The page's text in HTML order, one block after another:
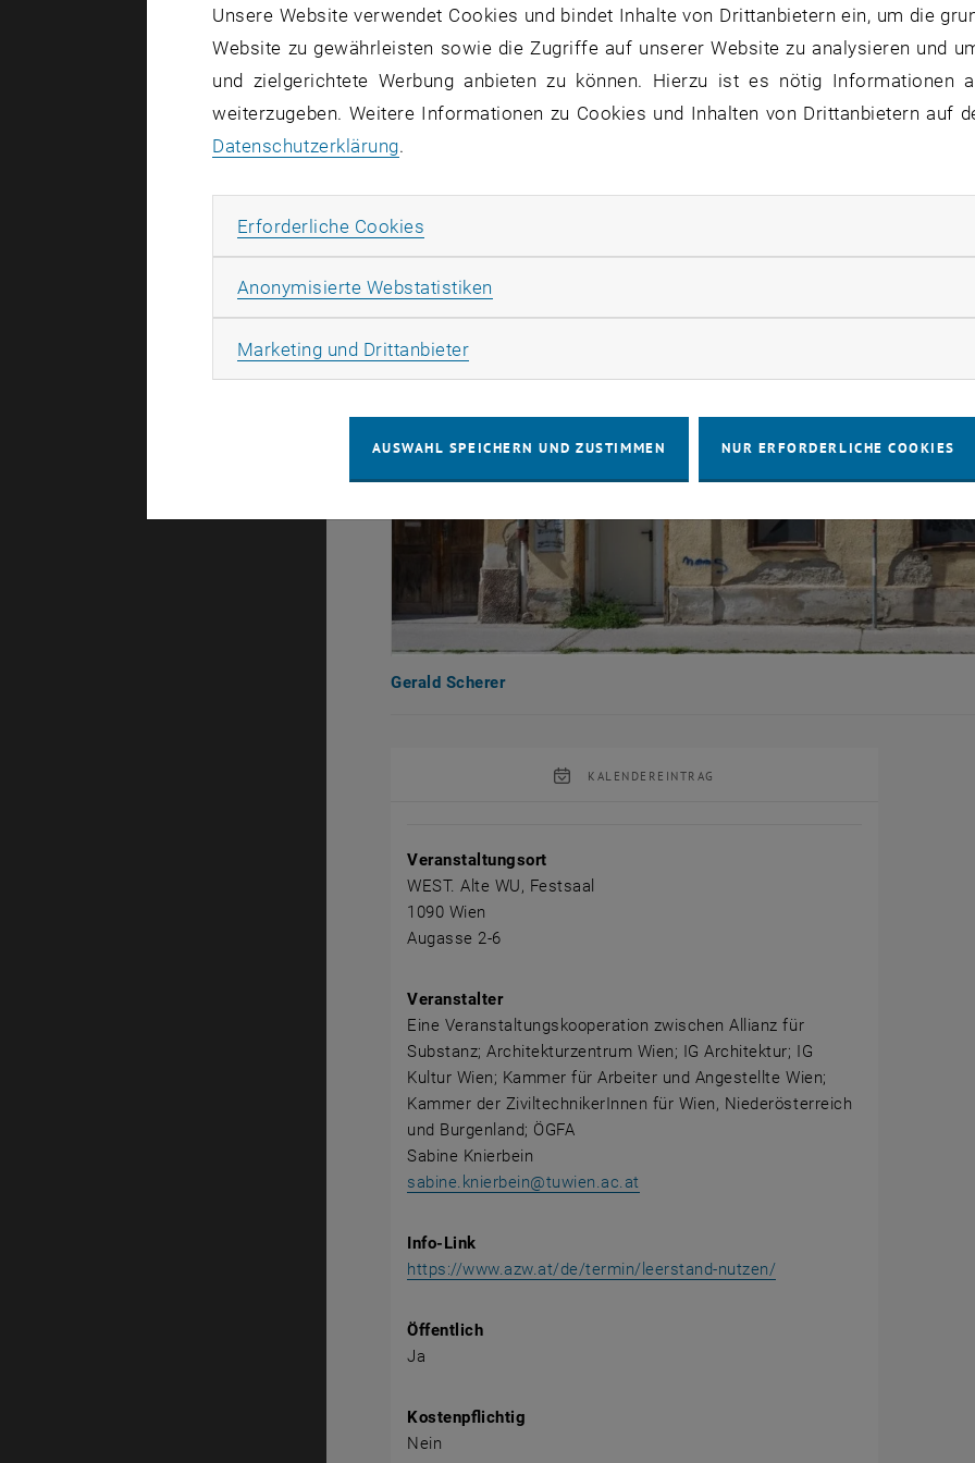
Gerald Scherer
KALENDEREINTRAG
Veranstaltungsort
WEST. Alte WU, Festsaal
1090 Wien
Augasse 2-6
Veranstalter
Eine Veranstaltungskooperation zwischen Allianz für
Substanz; Architekturzentrum Wien; IG Architektur; IG
Kultur Wien; Kammer für Arbeiter und Angestellte Wien;
Kammer der ZiviltechnikerInnen für Wien, Niederösterreich
und Burgenland; ÖGFA
Sabine Knierbein
sabine.knierbein@tuwien.ac.at
Info-Link
https://www.azw.at/de/termin/leerstand-nutzen/
Öffentlich
Ja
Kostenpflichtig
Nein
Unsere Website verwendet Cookies und bindet Inhalte von Drittanbietern ein, um die
Website zu gewährleisten sowie die Zugriffe auf unserer Website zu analysieren und
und zielgerichtete Werbung anbieten zu können. Hierzu ist es nötig Informationen
weiterzugeben. Weitere Informationen zu Cookies und Inhalten von Drittanbietern auf
Datenschutzerklärung.
Erforderliche Cookies
Anonymisierte Webstatistiken
Marketing und DrittanbieterMarketing Cookies zulassen
AUSWAHL SPEICHERN UND ZUSTIMMEN NUR ERFORDERLICHE COOKIES